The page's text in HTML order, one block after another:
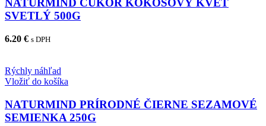
NATURMIND CUKOR KOKOSOVÝ KVET
SVETLÝ 500G
6.20 € s DPH
Rýchly náhľad
Vložiť do košíka
NATURMIND PRÍRODNÉ ČIERNE SEZAMOVÉ
SEMIENKA 250G